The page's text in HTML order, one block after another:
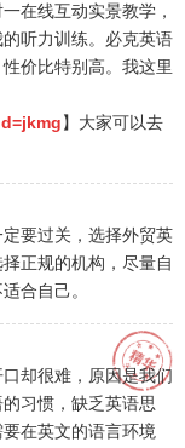
在线互动实景教学，
听力训练。必克英语
价比特别高。我这里
】大家可以去
要过关，选择外贸英
正规的机构，尽量自
合自己。
却很难，原因是我们
习惯，缺乏英语思
在英文的语言环境